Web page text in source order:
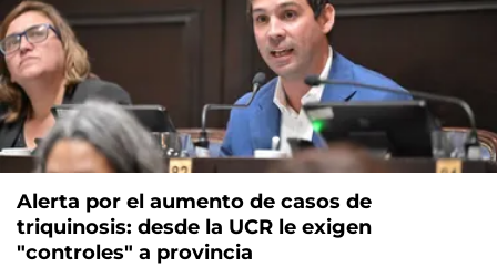
Alerta por el aumento de casos de
triquinosis: desde la UCR le exigen
"controles" a provincia